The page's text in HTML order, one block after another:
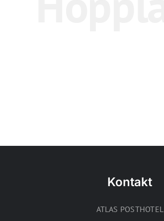
Kontakt
ATLAS POSTHOTEL